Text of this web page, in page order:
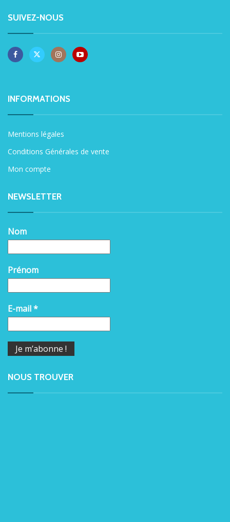
SUIVEZ-NOUS
INFORMATIONS
Mentions légales
Conditions Générales de vente
Mon compte
NEWSLETTER
Nom
Prénom
E-mail*
NOUS TROUVER